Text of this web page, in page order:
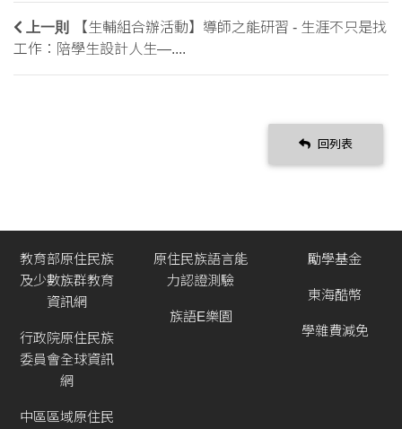
上一則
【生輔組合辦活動】導師之能研習 - 生涯不只是找
工作：陪學生設計人生—....
回列表
教育部原住民族
及少數族群教育
資訊網
行政院原住民族
委員會全球資訊
網
中區區域原住民
原住民族語言能
力認證測驗
族語E樂園
勵學基金
東海酷幣
學雜費減免